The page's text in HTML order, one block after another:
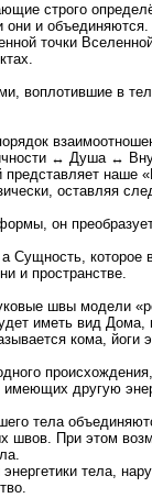
строго
и
точки
воплотившие в
↔ Душа ↔
оставляя
он
которое
и пространстве.
швы модели
иметь вид
кома,
другую
тела
При этом
тела,